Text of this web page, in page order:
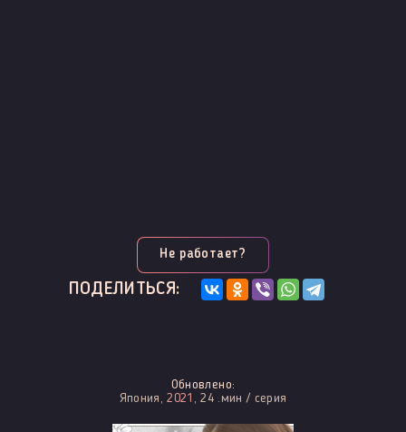
Не работает?
ПОДЕЛИТЬСЯ:
Обновлено:
Япония,2021 , 24 .мин / серия